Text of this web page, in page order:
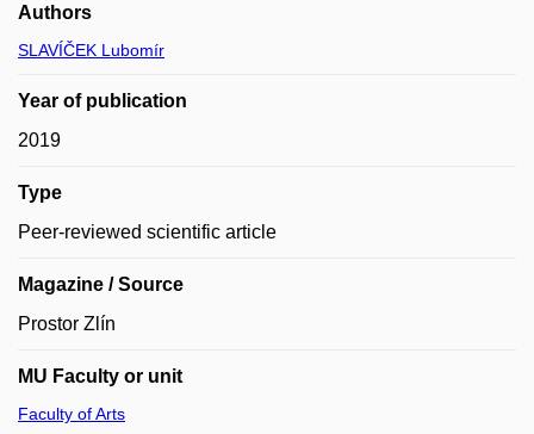
Authors
SLAVÍČEK Lubomír
Year of publication
2019
Type
Peer-reviewed scientific article
Magazine / Source
Prostor Zlín
MU Faculty or unit
Faculty of Arts